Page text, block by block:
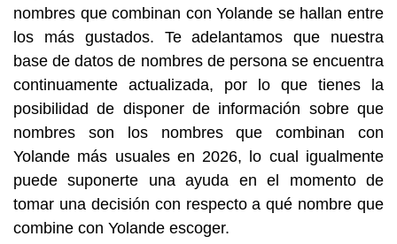
nombres que combinan con Yolande se hallan entre
los más gustados. Te adelantamos que nuestra
base de datos de nombres de persona se encuentra
continuamente actualizada, por lo que tienes la
posibilidad de disponer de información sobre que
nombres son los nombres que combinan con
Yolande más usuales en 2026, lo cual igualmente
puede suponerte una ayuda en el momento de
tomar una decisión con respecto a qué nombre que
combine con Yolande escoger.